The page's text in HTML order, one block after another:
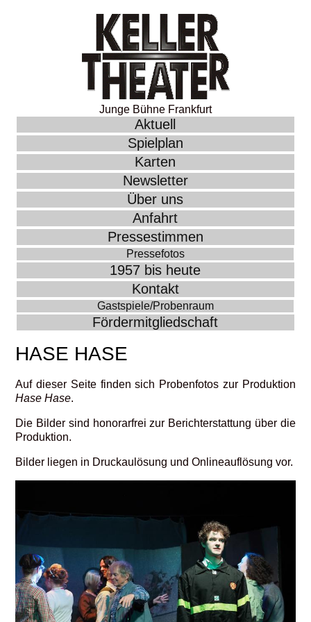
Junge Bühne Frankfurt
Aktuell
Spielplan
Karten
Newsletter
Über uns
Anfahrt
Pressestimmen
Pressefotos
1957 bis heute
Kontakt
Gastspiele/Probenraum
Fördermitgliedschaft
HASE HASE
Auf dieser Seite finden sich Probenfotos zur Produktion
Hase Hase.
Die Bilder sind honorarfrei zur Berichterstattung über die
Produktion.
Bilder liegen in Druckaulösung und Onlineauflösung vor.